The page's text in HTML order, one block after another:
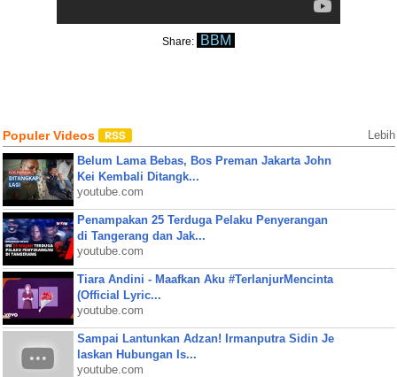
Share: BBM
Populer Videos Lebih
Belum Lama Bebas, Bos Preman Jakarta John
Kei Kembali Ditangk...
youtube.com
Penampakan 25 Terduga Pelaku Penyerangan
di Tangerang dan Jak...
youtube.com
Tiara Andini - Maafkan Aku #TerlanjurMencinta
(Official Lyric...
youtube.com
Sampai Lantunkan Adzan! Irmanputra Sidin Je
laskan Hubungan Is...
youtube.com